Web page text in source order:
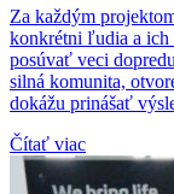
Za každým
konkrétni ľudia a ich
posúvať veci
silná komunita,
dokážu prinášať
Čítať viac